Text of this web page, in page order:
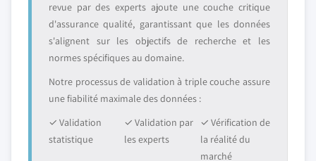
revue par des experts ajoute une couche critique
d'assurance qualité, garantissant que les données
s'alignent sur les objectifs de recherche et les
normes spécifiques au domaine.
Notre processus de validation à triple couche assure
une fiabilité maximale des données :
✓ Validation
statistique
✓ Validation par
les experts
✓ Vérification de
la réalité du
marché